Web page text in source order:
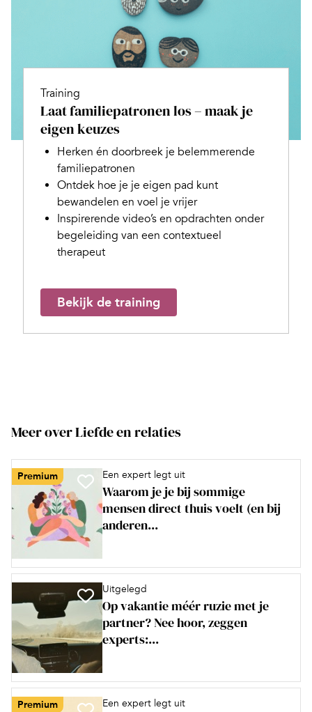
Training
Laat familiepatronen los – maak je
eigen keuzes
Herken én doorbreek je belemmerende
familiepatronen
Ontdek hoe je je eigen pad kunt
bewandelen en voel je vrijer
Inspirerende video’s en opdrachten onder
begeleiding van een contextueel
therapeut
Bekijk de training
Meer over Liefde en relaties
Premium Een expert legt uit
Waarom je je bij sommige
mensen direct thuis voelt (en bij
anderen...
Uitgelegd
Op vakantie méér ruzie met je
partner? Nee hoor, zeggen
experts:...
Premium Een expert legt uit